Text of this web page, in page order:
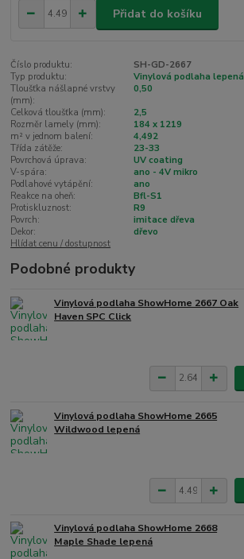
Přidat do košíku
Číslo produktu:
SH-GD-2667
Typ produktu:
Vinylová podlaha lepená
Tloušťka nášlapné vrstvy
(mm):
0,50
Celková tloušťka (mm):
2,5
Rozměr lamely (mm):
184 x 1219
m² v jednom balení:
4,492
Třída zátěže:
23-33
Povrchová úprava:
UV coating
V-spára:
ano - 4V mikro
Podlahové vytápění:
ano
Reakce na oheň:
Bfl-S1
Protiskluznost:
R9
Povrch:
imitace dřeva
Dekor:
dřevo
Hlídat cenu / dostupnost
Podobné produkty
Vinylová podlaha ShowHome 2667 Oak
Haven SPC Click
Vinylová podlaha ShowHome 2665
Wildwood lepená
Vinylová podlaha ShowHome 2668
Maple Shade lepená